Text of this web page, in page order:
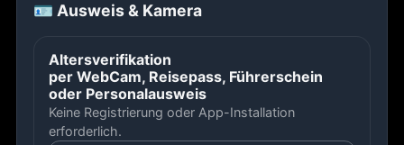
🪪 Ausweis & Kamera
Altersverifikation
per WebCam, Reisepass, Führerschein
oder Personalausweis
Keine Registrierung oder App-Installation
erforderlich.